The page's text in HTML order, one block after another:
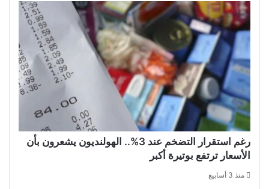
رغم استقرار التضخم عند 3%.. الهولنديون يشعرون بأن
الأسعار ترتفع بوتيرة أكبر
منذ 3 أسابيع